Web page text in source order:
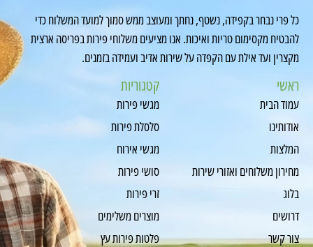
כל פרי נבחר בקפידה, נשטף, נחתך ומעוצב ממש סמוך למועד המשלוח כדי
להבטיח מקסימום טריות ואיכות. אנו מציעים משלוחי פירות בפריסה ארצית
מקצרין ועד אילת עם הקפדה על שירות אדיב ועמידה בזמנים.
ראשי
עמוד הבית
אודותינו
המלצות
מחירון משלוחים ואזורי שירות
בלוג
דרושים
צור קשר
קטגוריות
מגשי פירות
סלסלת פירות
מגשי אירוח
סושי פירות
זרי פירות
מוצרים משלימים
פלטות פירות עץ